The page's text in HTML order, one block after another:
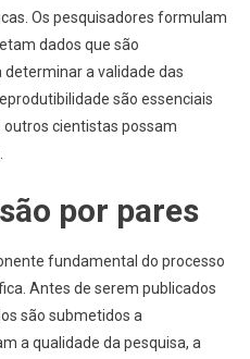
Os pesquisadores formulam
dados que são
a validade das
são essenciais
cientistas possam
por pares
fundamental do processo
Antes de serem publicados
são submetidos a
a qualidade da pesquisa, a